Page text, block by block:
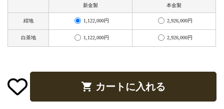
お手入れ用品
新金製 本金製
紺地 1,122,000円 2,926,000円
白茶地 1,122,000円 2,926,000円
shopping_cart カートに入れる